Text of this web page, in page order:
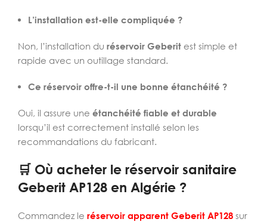
L’installation est-elle compliquée ?
Non, l’installation du réservoir Geberit est simple et
rapide avec un outillage standard.
Ce réservoir offre-t-il une bonne étanchéité ?
Oui, il assure une étanchéité fiable et durable
lorsqu’il est correctement installé selon les
recommandations du fabricant.
🛒 Où acheter le réservoir sanitaire
Geberit AP128 en Algérie ?
Commandez le réservoir apparent Geberit AP128 sur